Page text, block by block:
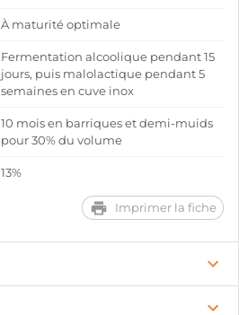
À maturité optimale
Fermentation alcoolique pendant 15
jours, puis malolactique pendant 5
semaines en cuve inox
10 mois en barriques et demi-muids
pour 30% du volume
13%
Imprimer la fiche